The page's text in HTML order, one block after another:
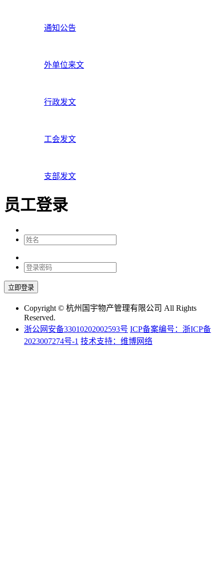
通知公告
外单位来文
行政发文
工会发文
支部发文
员工登录
Copyright © 杭州国宇物产管理有限公司 All Rights
Reserved.
浙公网安备33010202002593号 ICP备案编号：浙ICP备
2023007274号-1 技术支持：维博网络